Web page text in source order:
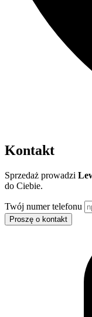
Kontakt
Sprzedaż prowadzi
do Ciebie.
Twój numer telefonu
Proszę o kontakt